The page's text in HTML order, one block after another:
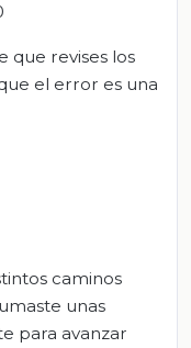
que revises los
el error es una
caminos
unas
para avanzar